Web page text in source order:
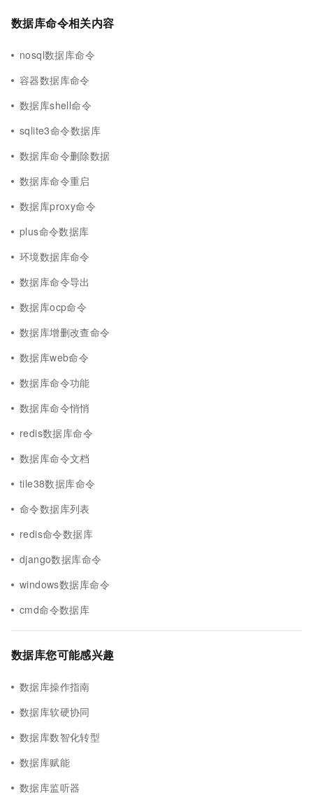
数据库命令相关内容
nosql数据库命令
容器数据库命令
数据库shell命令
sqlite3命令数据库
数据库命令删除数据
数据库命令重启
数据库proxy命令
plus命令数据库
环境数据库命令
数据库命令导出
数据库ocp命令
数据库增删改查命令
数据库web命令
数据库命令功能
数据库命令悄悄
redis数据库命令
数据库命令文档
tile38数据库命令
命令数据库列表
redis命令数据库
django数据库命令
windows数据库命令
cmd命令数据库
数据库您可能感兴趣
数据库操作指南
数据库软硬协同
数据库数智化转型
数据库赋能
数据库监听器